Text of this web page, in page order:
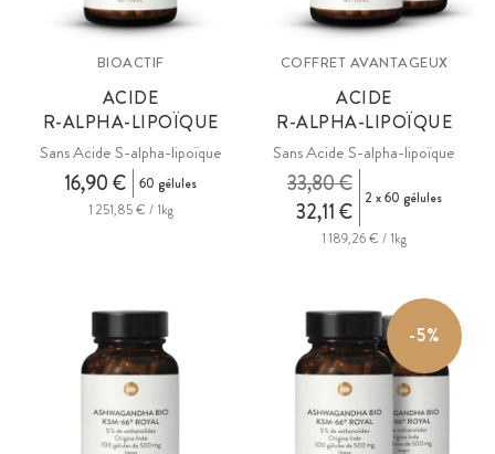
BIOACTIF
ACIDE
R-ALPHA-LIPOÏQUE
Sans Acide S-alpha-lipoïque
16,90 €
60 gélules
1 251,85 € / 1kg
COFFRET AVANTAGEUX
ACIDE
R-ALPHA-LIPOÏQUE
Sans Acide S-alpha-lipoïque
32,11 €
33,80 € 2 x 60 gélules
1 189,26 € / 1kg
-5%